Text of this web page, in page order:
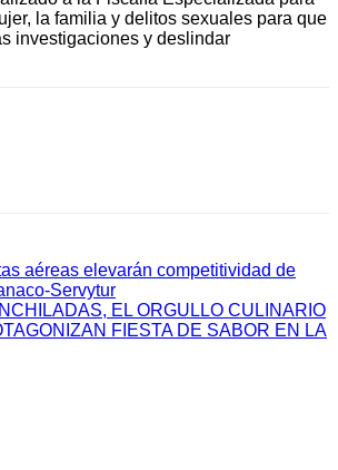
la familia y delitos sexuales para que
investigaciones y deslindar
aéreas elevarán competitividad de
Servytur
EL ORGULLO CULINARIO
FIESTA DE SABOR EN LA